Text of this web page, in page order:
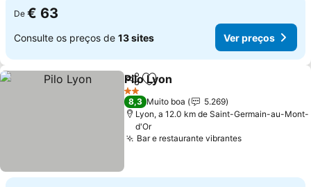
De € 63
Consulte os preços de 13 sites Ver preços
PartilharAdicionar aos favoritos
Pilo Lyon
2 Estrelas
8,3 Muito boa
5.269
Lyon, a 12.0 km de Saint-Germain-au-Mont-
d'Or
Bar e restaurante vibrantes